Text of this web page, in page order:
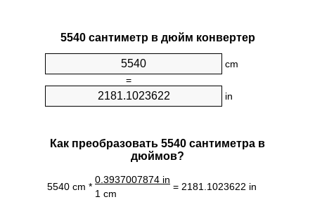
5540 сантиметр в дюйм конвертер
cm
=
in
Как преобразовать 5540 сантиметра в
дюймов?
5540 cm *
0.3937007874 in
= 2181.1023622 in
1 cm